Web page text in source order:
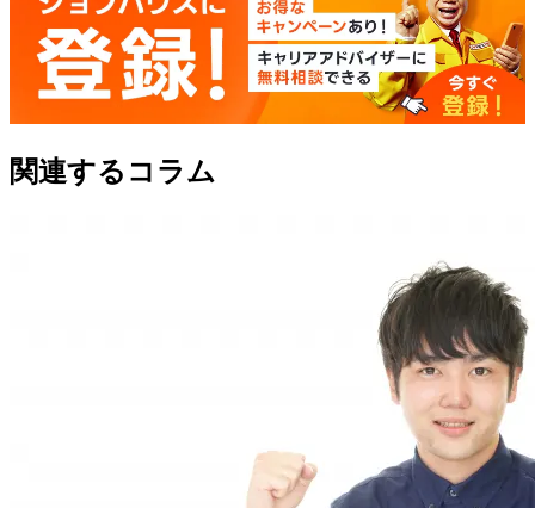
関連するコラム